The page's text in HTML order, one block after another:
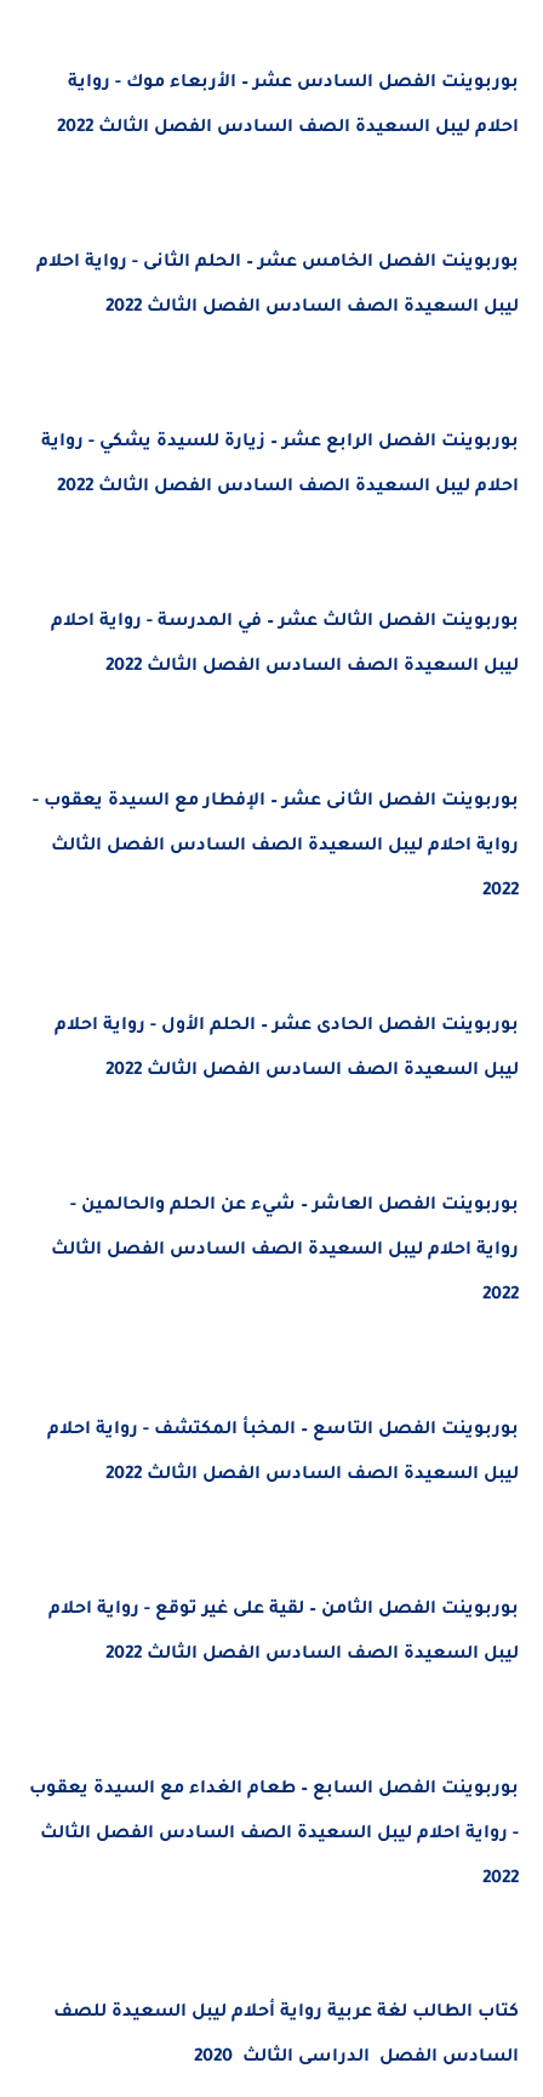
بوربوينت الفصل السادس عشر – الأربعاء موك - رواية
احلام ليبل السعيدة الصف السادس الفصل الثالث 2022
بوربوينت الفصل الخامس عشر – الحلم الثانى - رواية احلام
ليبل السعيدة الصف السادس الفصل الثالث 2022
بوربوينت الفصل الرابع عشر – زيارة للسيدة يشكي - رواية
احلام ليبل السعيدة الصف السادس الفصل الثالث 2022
بوربوينت الفصل الثالث عشر – في المدرسة - رواية احلام
ليبل السعيدة الصف السادس الفصل الثالث 2022
بوربوينت الفصل الثانى عشر – الإفطار مع السيدة يعقوب -
رواية احلام ليبل السعيدة الصف السادس الفصل الثالث
2022
بوربوينت الفصل الحادى عشر – الحلم الأول - رواية احلام
ليبل السعيدة الصف السادس الفصل الثالث 2022
بوربوينت الفصل العاشر – شيء عن الحلم والحالمين -
رواية احلام ليبل السعيدة الصف السادس الفصل الثالث
2022
بوربوينت الفصل التاسع – المخبأ المكتشف - رواية احلام
ليبل السعيدة الصف السادس الفصل الثالث 2022
بوربوينت الفصل الثامن – لقية على غير توقع - رواية احلام
ليبل السعيدة الصف السادس الفصل الثالث 2022
بوربوينت الفصل السابع – طعام الغداء مع السيدة يعقوب
- رواية احلام ليبل السعيدة الصف السادس الفصل الثالث
2022
كتاب الطالب لغة عربية رواية أحلام ليبل السعيدة للصف
السادس الفصل الدراسى الثالث 2020